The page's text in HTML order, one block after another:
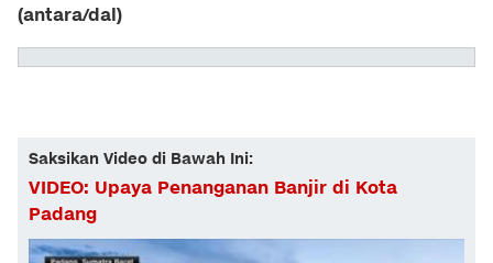
(antara/dal)
Saksikan Video di Bawah Ini:
VIDEO: Upaya Penanganan Banjir di Kota
Padang